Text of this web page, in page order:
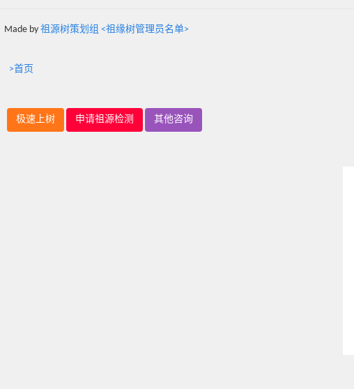
Made by 祖源树策划组 <祖缘树管理员名单>
>首页
极速上树 申请祖源检测 其他咨询